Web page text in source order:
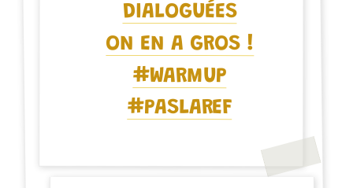
DIALOGUÉES
ON EN A GROS !
#WARMUP
#PASLAREF